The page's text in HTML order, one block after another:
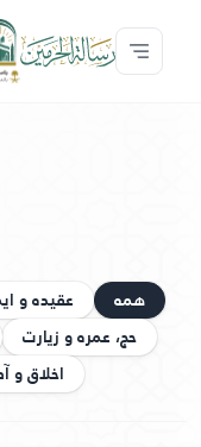
همه عقیده و
حج، عمره و زیارت
اخلاق و